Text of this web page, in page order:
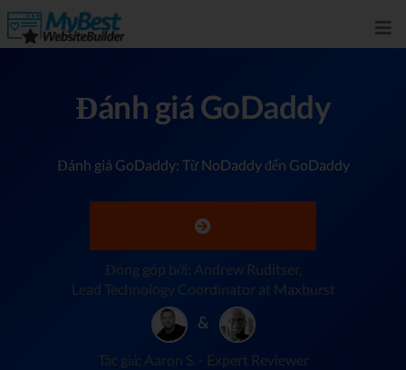
Đánh giá GoDaddy
Đánh giá GoDaddy: Từ NoDaddy đến GoDaddy
Đóng góp bởi: Andrew Ruditser,
Lead Technology Coordinator at Maxburst
&
Tác giả: Aaron S. - Expert Reviewer